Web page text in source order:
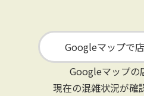
Googleマップで
Googleマップの
現在の混雑状況が確